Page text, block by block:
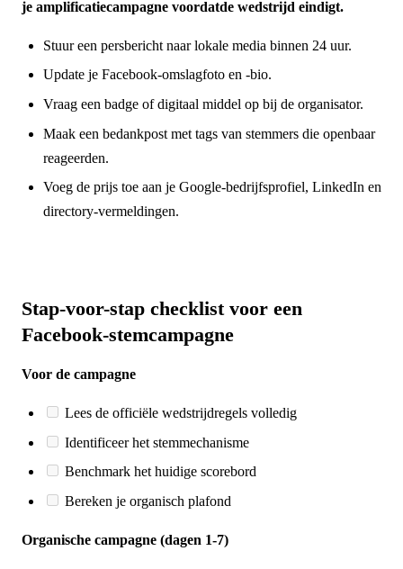
je amplificatiecampagne voordatde wedstrijd eindigt.
Stuur een persbericht naar lokale media binnen 24 uur.
Update je Facebook-omslagfoto en -bio.
Vraag een badge of digitaal middel op bij de organisator.
Maak een bedankpost met tags van stemmers die openbaar
reageerden.
Voeg de prijs toe aan je Google-bedrijfsprofiel, LinkedIn en
directory-vermeldingen.
Stap-voor-stap checklist voor een
Facebook-stemcampagne
Voor de campagne
Lees de officiële wedstrijdregels volledig
Identificeer het stemmechanisme
Benchmark het huidige scorebord
Bereken je organisch plafond
Organische campagne (dagen 1-7)